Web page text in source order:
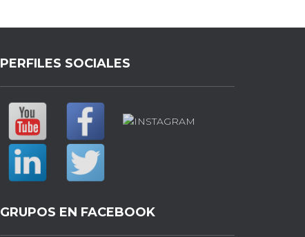
PERFILES SOCIALES
GRUPOS EN FACEBOOK